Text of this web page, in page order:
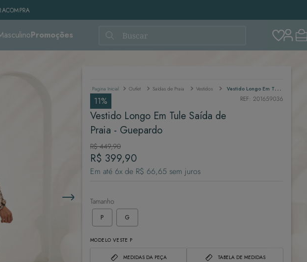
Promoções Buscar
Outlet Saídas de Praia Vestidos Vestido Longo Em Tule Saída de Praia - Guepardo
11%
Vestido Longo Em Tule Saída de
Praia - Guepardo
R$ 449,90
R$ 399,90
Em até 6x de R$ 66,65 sem juros
REF: 201659036
Tamanho
P G
MODELO VESTE P
MEDIDAS DA PEÇA TABELA DE MEDIDAS